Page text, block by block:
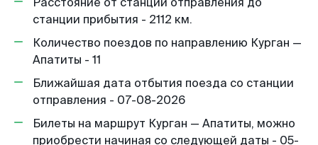
станции прибытия - 2112 км.
Количество поездов по направлению Курган —
Апатиты - 11
Ближайшая дата отбытия поезда со станции
отправления - 07-08-2026
Билеты на маршрут Курган — Апатиты, можно
приобрести начиная со следующей даты - 05-